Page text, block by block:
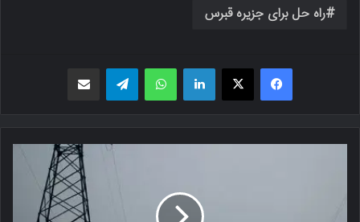
راه حل برای جزیره قبرس
فیسبوک X لینکدین واتس اپ تلگرام